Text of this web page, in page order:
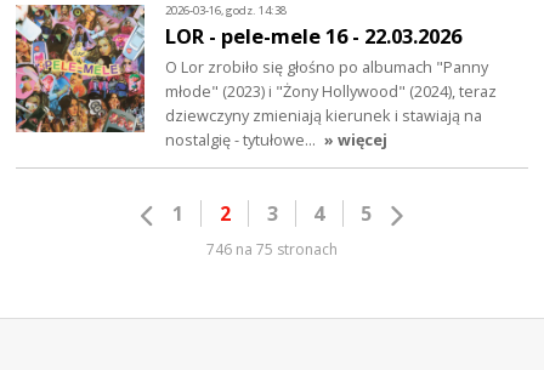
2026-03-16, godz. 14:38
LOR - pele-mele 16 - 22.03.2026
O Lor zrobiło się głośno po albumach "Panny
młode" (2023) i "Żony Hollywood" (2024), teraz
dziewczyny zmieniają kierunek i stawiają na
nostalgię - tytułowe… » więcej
1 2 3 4 5
746 na 75 stronach